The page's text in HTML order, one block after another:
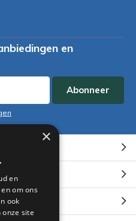
en
Abonneer
×
en
om ons
ook
site